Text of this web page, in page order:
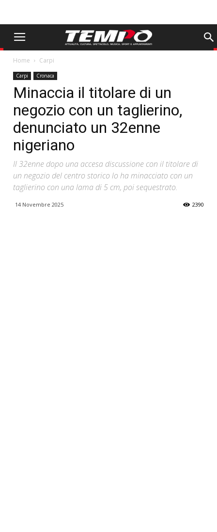
Home Carpi
Carpi Cronaca
Minaccia il titolare di un
negozio con un taglierino,
denunciato un 32enne
nigeriano
Il 32enne dopo una accesa discussione con il titolare di
un negozio del centro storico lo ha minacciato con un
taglierino con una lama di 5 cm, poi sequestrato.
14 Novembre 2025 2390